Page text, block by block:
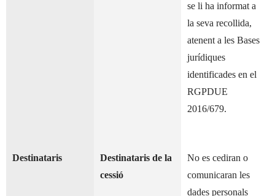
se li ha informat a
la seva recollida,
atenent a les Bases
jurídiques
identificades en el
RGPDUE
2016/679.
Destinataris
Destinataris de la
cessió
No es cediran o
comunicaran les
dades personals